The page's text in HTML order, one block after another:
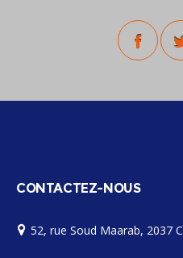
CONTACTEZ-NOUS
52, rue Soud Maarab, 2037